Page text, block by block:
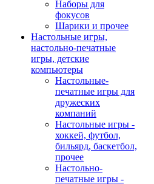
Наборы для
фокусов
Шарики и прочее
Настольные игры,
настольно-печатные
игры, детские
компьютеры
Настольные-
печатные игры для
дружеских
компаний
Настольные игры -
хоккей, футбол,
бильярд, баскетбол,
прочее
Настольно-
печатные игры -